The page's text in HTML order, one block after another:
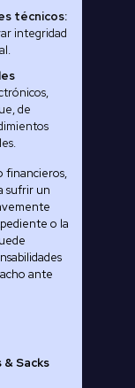
técnicos:
integridad
de
financieros,
sufrir un
o la
ante
Sacks